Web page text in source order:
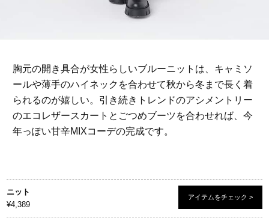
胸元の開き具合が女性らしいブルーニットは、キャミソ
ールや薄手のハイネックを合わせて秋から冬まで長く着
られるのが嬉しい。引き続きトレンドのアシメントリー
のエコレザースカートとごつめブーツを合わせれば、今
年っぽい甘辛MIXコーデの完成です。
ニット
¥4,389
アイテムをチェック >